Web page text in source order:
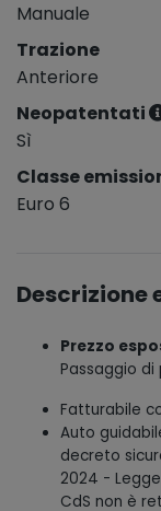
Manuale
Trazione
Anteriore
Neopatentati
Sì
Classe
Euro 6
Descrizione
Prezzo
Passaggio di
Fatturabile
Auto
decreto
2024 -
CdS non è